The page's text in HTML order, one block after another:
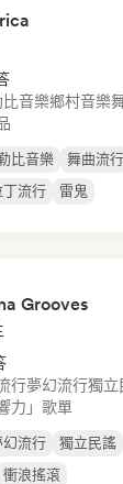
比音樂鄉村音樂
比音樂 舞曲流行
丁流行 雷鬼
Grooves
行夢幻流行獨立
力」歌單
幻流行 獨立民謠
衝浪搖滾